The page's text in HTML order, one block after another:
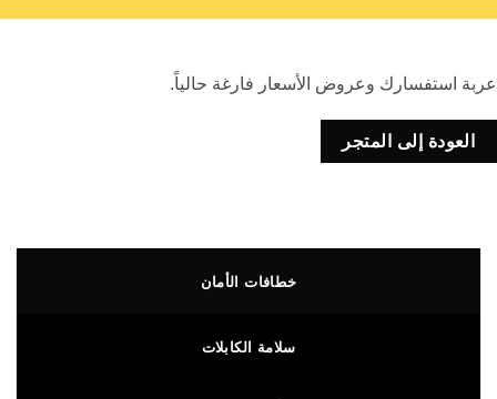
وعروض الأسعار فارغة حالياً.
إلى المتجر
خطافات الأمان
سلامة الكابلات